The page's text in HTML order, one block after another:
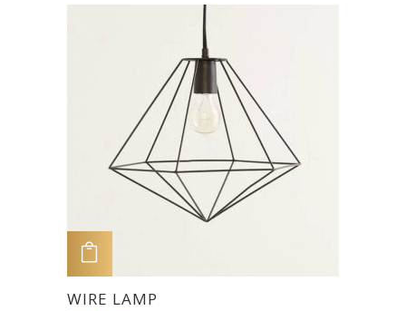
WIRE LAMP